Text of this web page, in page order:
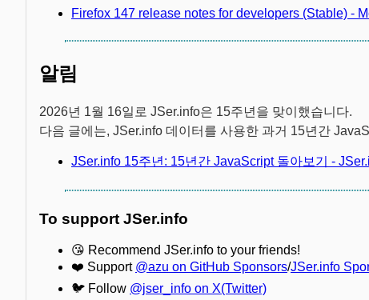
Firefox 147 release notes for developers (Stable) -
알림
2026년 1월 16일로 JSer.info은 15주년을 맞이했습니다.
다음 글에는, JSer.info 데이터를 사용한 과거 15년간
JSer.info 15주년: 15년간 JavaScript 돌아보기 -
To support JSer.info
😘 Recommend JSer.info to your friends!
❤️ Support @azu on GitHub Sponsors/JSer.info
🐦 Follow @jser_info on X(Twitter)